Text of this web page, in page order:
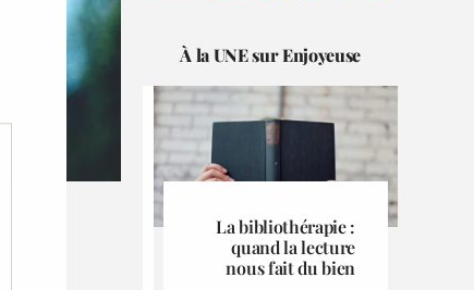
À la UNE sur Enjoyeuse
La bibliothérapie :
quand la lecture
nous fait du bien